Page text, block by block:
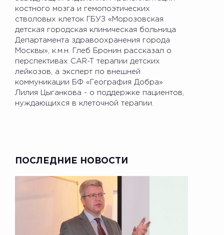
костного мозга и гемопоэтических
стволовых клеток ГБУЗ «Морозовская
детская городская клиническая больница
Департамента здравоохранения города
Москвы», к.м.н. Глеб Бронин рассказал о
перспективах CAR-T терапии детских
лейкозов, а эксперт по внешней
коммуникации БФ «География Добра»
Лилия Цыганкова - о поддержке пациентов,
нуждающихся в клеточной терапии.
ПОСЛЕДНИЕ НОВОСТИ